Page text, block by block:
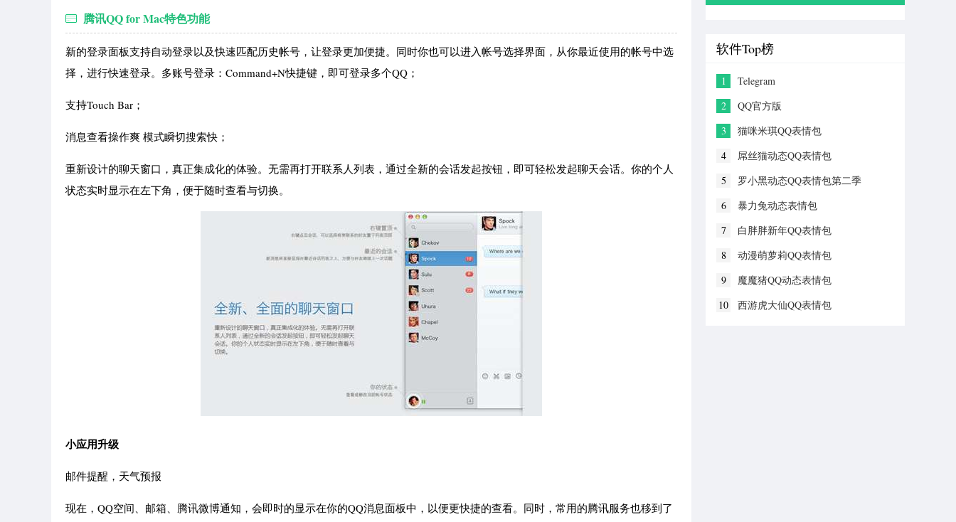
腾讯QQ for Mac特色功能
新的登录面板支持自动登录以及快速匹配历史帐号，让登录更加便捷。同时你也可以进入帐号选择界面，从你最近使用的帐号中选
择，进行快速登录。多账号登录：Command+N快捷键，即可登录多个QQ；
支持Touch Bar；
消息查看操作爽 模式瞬切搜索快；
重新设计的聊天窗口，真正集成化的体验。无需再打开联系人列表，通过全新的会话发起按钮，即可轻松发起聊天会话。你的个人
状态实时显示在左下角，便于随时查看与切换。
小应用升级
邮件提醒，天气预报
现在，QQ空间、邮箱、腾讯微博通知，会即时的显示在你的QQ消息面板中，以便更快捷的查看。同时，常用的腾讯服务也移到了
软件Top榜
1
Telegram
2
QQ官方版
3
猫咪米琪QQ表情包
4
屌丝猫动态QQ表情包
5
罗小黑动态QQ表情包第二季
6
暴力兔动态表情包
7
白胖胖新年QQ表情包
8
动漫萌萝莉QQ表情包
9
魔魔猪QQ动态表情包
10
西游虎大仙QQ表情包